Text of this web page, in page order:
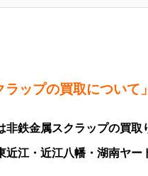
ップの買取について」
鉄金属スクラップの買取
近江・近江八幡・湖南ヤー